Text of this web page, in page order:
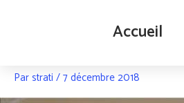
Accueil
Parstrati /7 décembre 2018